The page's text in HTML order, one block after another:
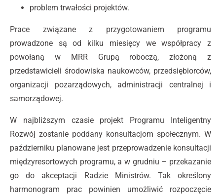
problem trwałości projektów.
Prace związane z przygotowaniem programu
prowadzone są od kilku miesięcy we współpracy z
powołaną w MRR Grupą roboczą, złożoną z
przedstawicieli środowiska naukowców, przedsiębiorców,
organizacji pozarządowych, administracji centralnej i
samorządowej.
W najbliższym czasie projekt Programu Inteligentny
Rozwój zostanie poddany konsultacjom społecznym. W
październiku planowane jest przeprowadzenie konsultacji
międzyresortowych programu, a w grudniu – przekazanie
go do akceptacji Radzie Ministrów. Tak określony
harmonogram prac powinien umożliwić rozpoczęcie